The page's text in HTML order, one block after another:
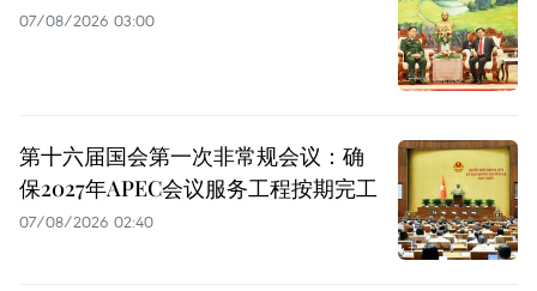
07/08/2026 03:00
第十六届国会第一次非常规会议：确
保2027年APEC会议服务工程按期完工
07/08/2026 02:40